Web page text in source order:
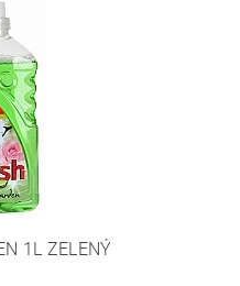
1L ZELENÝ